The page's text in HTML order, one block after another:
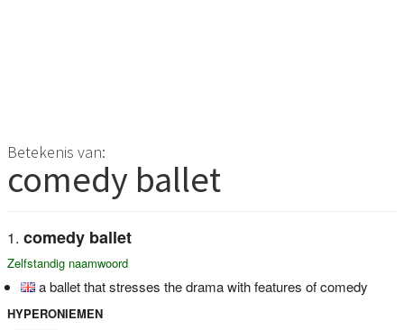
Betekenis van:
comedy ballet
comedy ballet
Zelfstandig naamwoord
a ballet that stresses the drama with features of comedy
HYPERONIEMEN